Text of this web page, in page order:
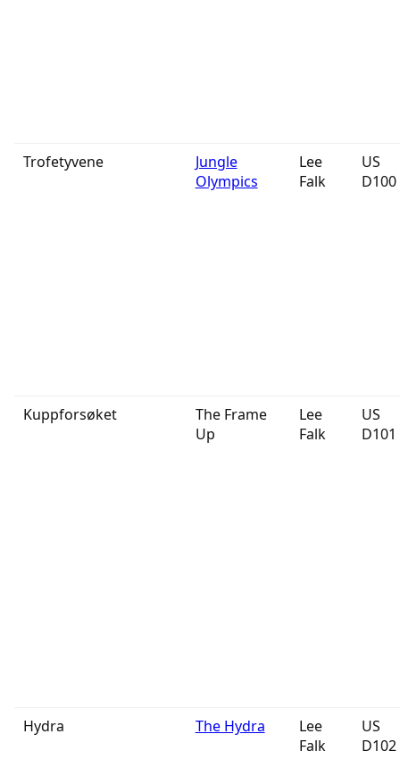
Trofetyvene
Jungle
Olympics
Lee
Falk
US
D100
Kuppforsøket
The Frame
Up
Lee
Falk
US
D101
Hydra The Hydra
Lee
Falk
US
D102